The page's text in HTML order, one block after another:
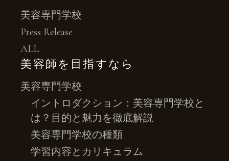
美容専門学校
Press Release
ALL
美容師を目指すなら
美容専門学校
イントロダクション：美容専門学校と
は？目的と魅力を徹底解説
美容専門学校の種類
学習内容とカリキュラム